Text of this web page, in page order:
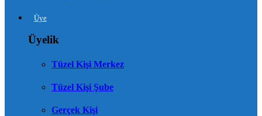
Üye
Üyelik
Tüzel Kişi Merkez
Tüzel Kişi Şube
Gerçek Kişi